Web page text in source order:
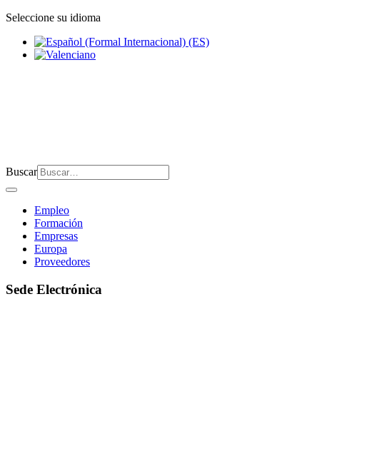
Seleccione su idioma
Buscar
Empleo
Formación
Empresas
Europa
Proveedores
Sede Electrónica